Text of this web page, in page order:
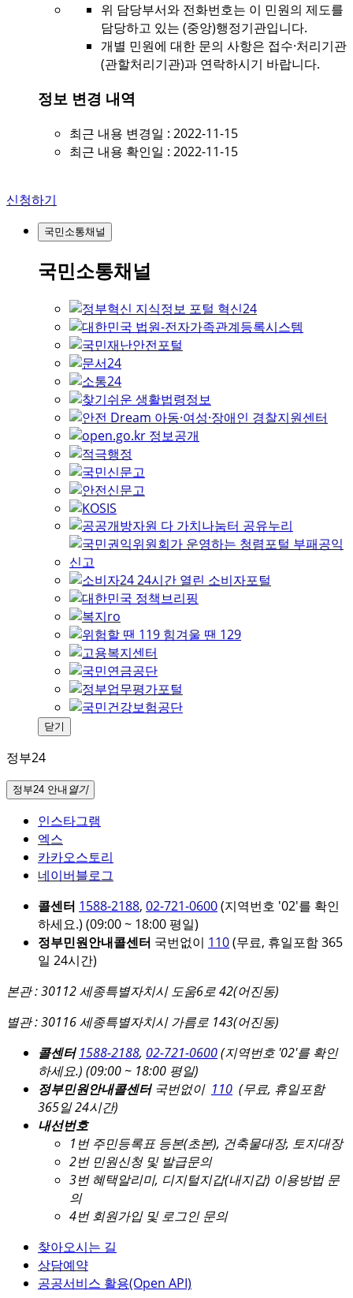
위 담당부서와 전화번호는 이 민원의 제도를
담당하고 있는 (중앙)행정기관입니다.
개별 민원에 대한 문의 사항은 접수·처리기관
(관할처리기관)과 연락하시기 바랍니다.
정보 변경 내역
최근 내용 변경일 : 2022-11-15
최근 내용 확인일 : 2022-11-15
신청하기
국민소통채널
국민소통채널
닫기
정부24
정부24 안내 열기
인스타그램
엑스
카카오스토리
네이버블로그
콜센터 1588-2188, 02-721-0600(지역번호 '02'를 확인
하세요.) (09:00 ~ 18:00 평일)
정부민원안내콜센터 국번없이 110(무료, 휴일포함 365
일 24시간)
본관 : 30112 세종특별자치시 도움6로 42(어진동)
별관 : 30116 세종특별자치시 가름로 143(어진동)
콜센터 1588-2188, 02-721-0600(지역번호 '02'를 확인
하세요.) (09:00 ~ 18:00 평일)
정부민원안내콜센터국번없이 110 (무료, 휴일포함
365일 24시간)
내선번호
1번 주민등록표 등본(초본), 건축물대장, 토지대장
2번 민원신청 및 발급문의
3번 혜택알리미, 디지털지갑(내지갑) 이용방법 문
의
4번 회원가입 및 로그인 문의
찾아오시는 길
상담예약
공공서비스 활용(Open API)